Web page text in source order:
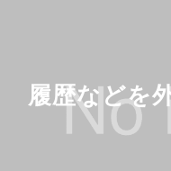
履歴などを